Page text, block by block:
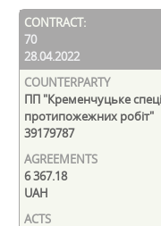
70
28.04.2022
ПП "Кременчуцьке
протипожежних робіт"
39179787
6 367.18
UAH